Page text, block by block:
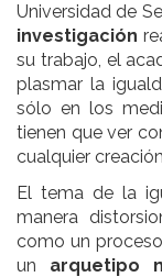
Universidad de
investigación
su trabajo, el
plasmar la
sólo en los
tienen que ver
cualquier
El tema de la
manera
como un
un arquetipo